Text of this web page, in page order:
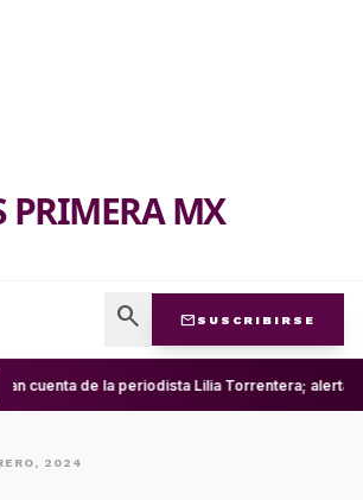
PRIMERA MX
search mail SUSCRIBIRSE
cuenta de la periodista Lilia Torrentera; alerta
2024